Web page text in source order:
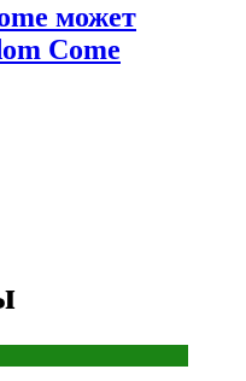
может
Come